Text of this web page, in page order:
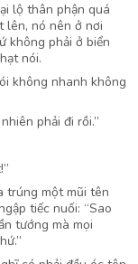
lộ thân phận quá
lên, nó nên ở nơi
không phải ở biển
nói.
không nhanh không
phải đi rồi.”
trúng một mũi tên
tiếc nuối: “Sao
tướng mà mọi